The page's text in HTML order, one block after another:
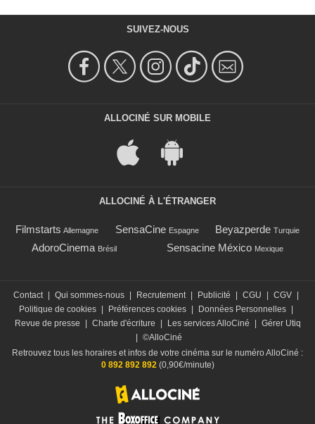
SUIVEZ-NOUS
ALLOCINÉ SUR MOBILE
ALLOCINÉ À L'ÉTRANGER
Filmstarts Allemagne SensaCine Espagne Beyazperde Turquie
AdoroCinema Brésil Sensacine México Mexique
Contact Qui sommes-nous Recrutement Publicité CGU CGV
Politique de cookies
Préférences cookies Données Personnelles
Revue de presse
Charte d'écriture Les services AlloCiné
Gérer Utiq
©AlloCiné
Retrouvez tous les horaires et infos de votre cinéma sur le numéro AlloCiné :
0 892 892 892(0,90€/minute)